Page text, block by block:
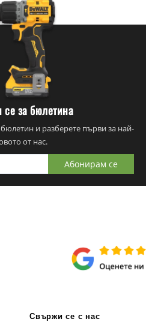
за бюлетина
и разберете първи за най-
от нас.
Абонирам се
Свържи се с нас